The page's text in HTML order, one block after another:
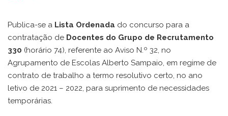
Publica-se a Lista Ordenada do concurso para a
contratação de Docentes do Grupo de Recrutamento
330 (horário 74), referente ao Aviso N.º 32, no
Agrupamento de Escolas Alberto Sampaio, em regime de
contrato de trabalho a termo resolutivo certo, no ano
letivo de 2021 – 2022, para suprimento de necessidades
temporárias.